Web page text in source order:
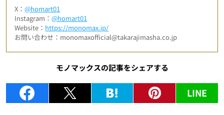
X：@homart01
Instagram：@homart01
Website： https://monomax.jp/
お問い合わせ：monomaxofficial@takarajimasha.co.jp
モノマックスの記事をシェアする
LINE